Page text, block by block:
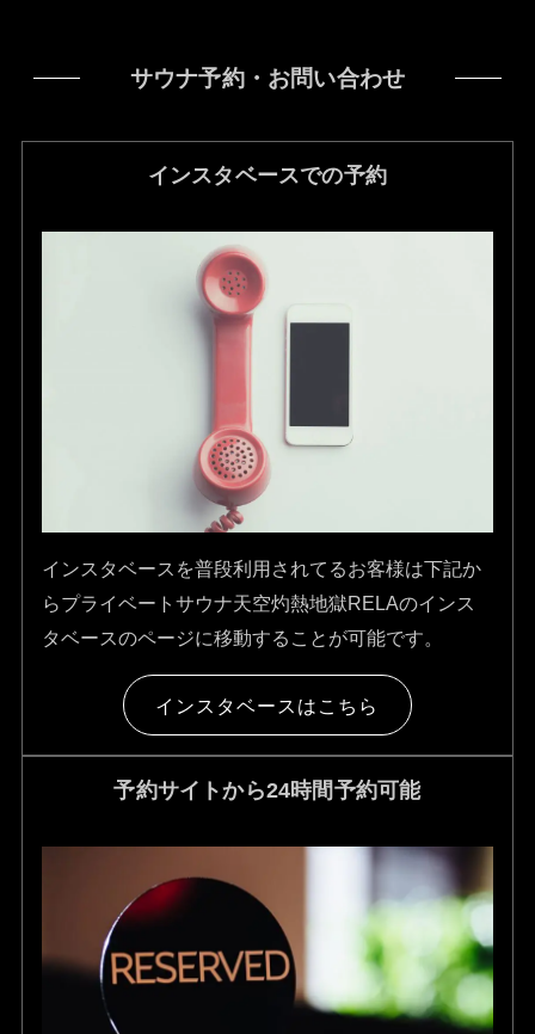
サウナ予約・お問い合わせ
インスタベースでの予約
インスタベースを普段利用されてるお客様は下記か
らプライベートサウナ天空灼熱地獄RELAのインス
タベースのページに移動することが可能です。
インスタベースはこちら
予約サイトから24時間予約可能